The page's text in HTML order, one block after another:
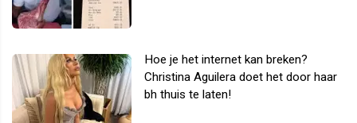
Hoe je het internet kan breken?
Christina Aguilera doet het door haar
bh thuis te laten!